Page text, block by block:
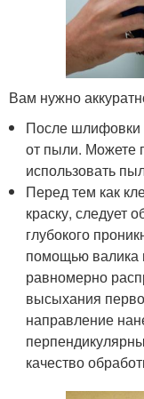
Вам нужно
После шлифовки
от пыли. Можете
использовать
Перед тем как
краску, следует
глубокого
помощью валика
равномерно
высыхания
направление
качество